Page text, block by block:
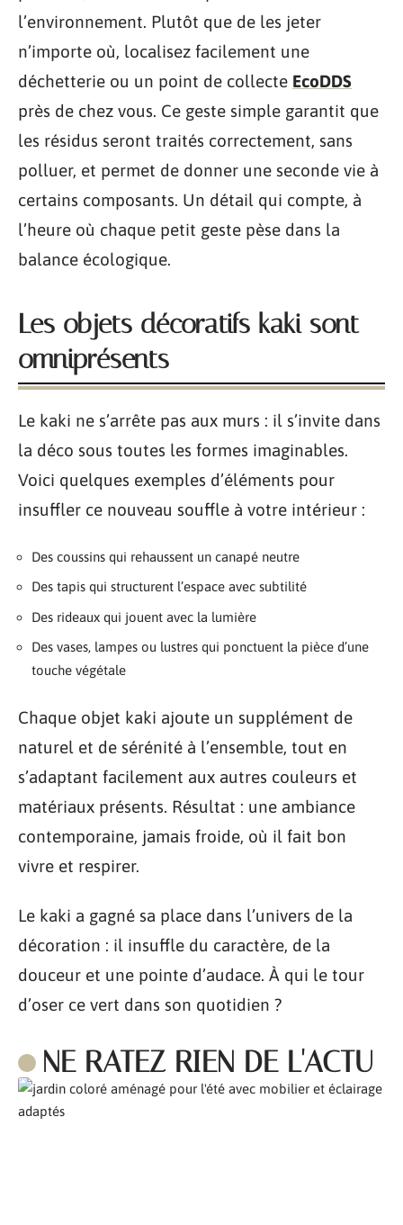
l’environnement. Plutôt que de les jeter
n’importe où, localisez facilement une
déchetterie ou un point de collecte EcoDDS
près de chez vous. Ce geste simple garantit que
les résidus seront traités correctement, sans
polluer, et permet de donner une seconde vie à
certains composants. Un détail qui compte, à
l’heure où chaque petit geste pèse dans la
balance écologique.
Les objets décoratifs kaki sont
omniprésents
Le kaki ne s’arrête pas aux murs : il s’invite dans
la déco sous toutes les formes imaginables.
Voici quelques exemples d’éléments pour
insuffler ce nouveau souffle à votre intérieur :
Des coussins qui rehaussent un canapé neutre
Des tapis qui structurent l’espace avec subtilité
Des rideaux qui jouent avec la lumière
Des vases, lampes ou lustres qui ponctuent la pièce d’une
touche végétale
Chaque objet kaki ajoute un supplément de
naturel et de sérénité à l’ensemble, tout en
s’adaptant facilement aux autres couleurs et
matériaux présents. Résultat : une ambiance
contemporaine, jamais froide, où il fait bon
vivre et respirer.
Le kaki a gagné sa place dans l’univers de la
décoration : il insuffle du caractère, de la
douceur et une pointe d’audace. À qui le tour
d’oser ce vert dans son quotidien ?
NE RATEZ RIEN DE L'ACTU